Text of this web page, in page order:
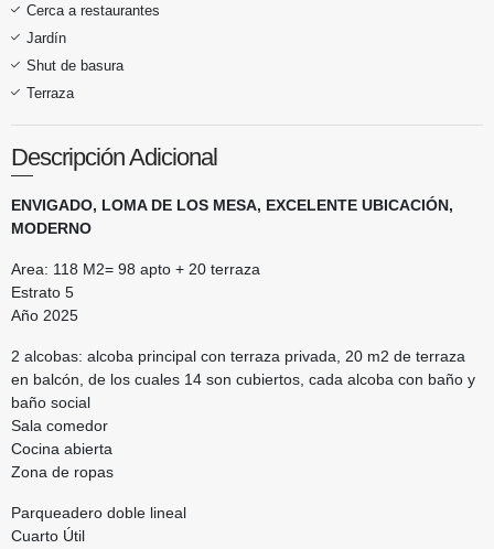
Cerca a restaurantes
Jardín
Shut de basura
Terraza
Descripción Adicional
ENVIGADO, LOMA DE LOS MESA, EXCELENTE UBICACIÓN,
MODERNO
Area: 118 M2= 98 apto + 20 terraza
Estrato 5
Año 2025
2 alcobas: alcoba principal con terraza privada, 20 m2 de terraza
en balcón, de los cuales 14 son cubiertos, cada alcoba con baño y
baño social
Sala comedor
Cocina abierta
Zona de ropas
Parqueadero doble lineal
Cuarto Útil